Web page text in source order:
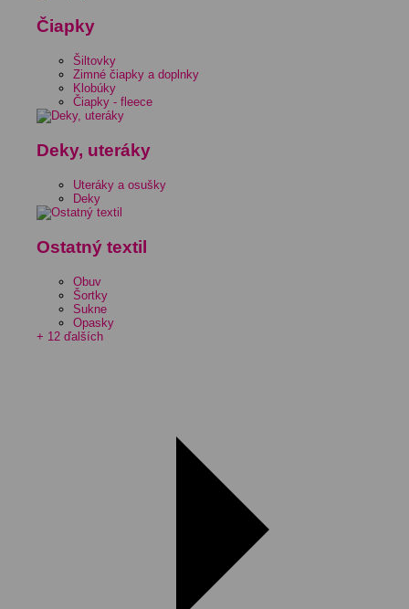
Čiapky
Šiltovky
Zimné čiapky a doplnky
Klobúky
Čiapky - fleece
Deky, uteráky
Uteráky a osušky
Deky
Ostatný textil
Obuv
Šortky
Sukne
Opasky
+ 12 ďalších